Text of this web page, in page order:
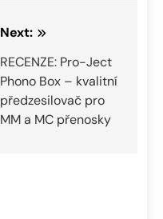
Next:
RECENZE: Pro-Ject
Phono Box – kvalitní
předzesilovač pro
MM a MC přenosky